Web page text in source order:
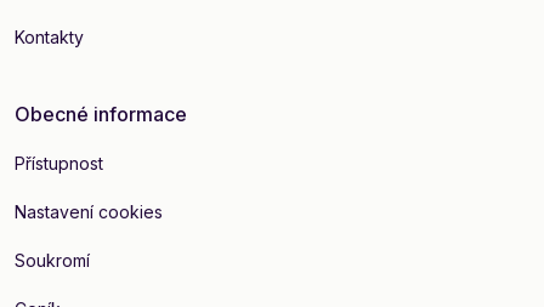
Kontakty
Obecné informace
Přístupnost
Nastavení cookies
Soukromí